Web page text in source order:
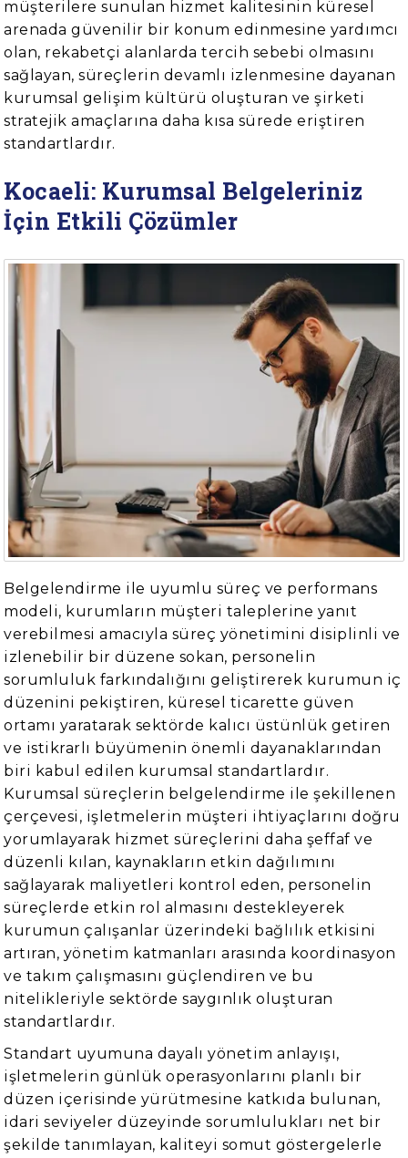
müşterilere sunulan hizmet kalitesinin küresel
arenada güvenilir bir konum edinmesine yardımcı
olan, rekabetçi alanlarda tercih sebebi olmasını
sağlayan, süreçlerin devamlı izlenmesine dayanan
kurumsal gelişim kültürü oluşturan ve şirketi
stratejik amaçlarına daha kısa sürede eriştiren
standartlardır.
Kocaeli: Kurumsal Belgeleriniz
İçin Etkili Çözümler
Belgelendirme ile uyumlu süreç ve performans
modeli, kurumların müşteri taleplerine yanıt
verebilmesi amacıyla süreç yönetimini disiplinli ve
izlenebilir bir düzene sokan, personelin
sorumluluk farkındalığını geliştirerek kurumun iç
düzenini pekiştiren, küresel ticarette güven
ortamı yaratarak sektörde kalıcı üstünlük getiren
ve istikrarlı büyümenin önemli dayanaklarından
biri kabul edilen kurumsal standartlardır.
Kurumsal süreçlerin belgelendirme ile şekillenen
çerçevesi, işletmelerin müşteri ihtiyaçlarını doğru
yorumlayarak hizmet süreçlerini daha şeffaf ve
düzenli kılan, kaynakların etkin dağılımını
sağlayarak maliyetleri kontrol eden, personelin
süreçlerde etkin rol almasını destekleyerek
kurumun çalışanlar üzerindeki bağlılık etkisini
artıran, yönetim katmanları arasında koordinasyon
ve takım çalışmasını güçlendiren ve bu
nitelikleriyle sektörde saygınlık oluşturan
standartlardır.
Standart uyumuna dayalı yönetim anlayışı,
işletmelerin günlük operasyonlarını planlı bir
düzen içerisinde yürütmesine katkıda bulunan,
idari seviyeler düzeyinde sorumlulukları net bir
şekilde tanımlayan, kaliteyi somut göstergelerle